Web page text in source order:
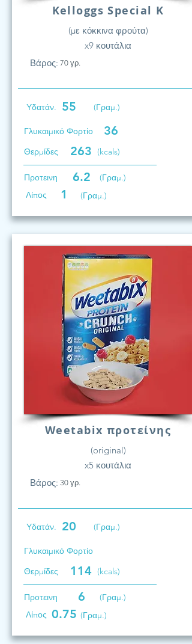
Kelloggs Special K
(με κόκκινα φρούτα)
x9 κουτάλια
Βάρος: 70 γρ.
Υδατάν. 55 (Γραμ.)
Γλυκαιμικό Φορτίο 36
Θερμίδες 263 (kcals)
Προτεινη 6.2
(Γραμ.)
Λίπος
1 (Γραμ.)
Weetabix προτείνης
(original)
x5 κουτάλια
Βάρος: 30 γρ.
Υδατάν. 20 (Γραμ.)
Γλυκαιμικό Φορτίο
Θερμίδες
114 (kcals)
Προτεινη 6
(Γραμ.)
Λίπος 0.75 (Γραμ.)